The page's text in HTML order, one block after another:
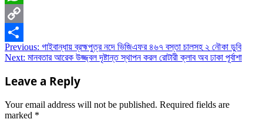
WhatsApp
Copy
Link
Share
Post
Previous: গাইবান্ধায় ব্রহ্মপুত্র নদে ভিজিএফর ৪৬৭ বস্তা চালসহ ২ নৌকা ডুবি
Next: মানবতার আরেক উজ্জ্বল দৃষ্টান্ত স্থাপন করল রোটারী ক্লাব অব ঢাকা পূর্বাশা
Leave a Reply
Your email address will not be published. Required fields are
marked *